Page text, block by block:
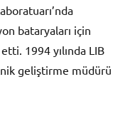
bataryaları için
1994 yılında LIB
geliştirme müdürü